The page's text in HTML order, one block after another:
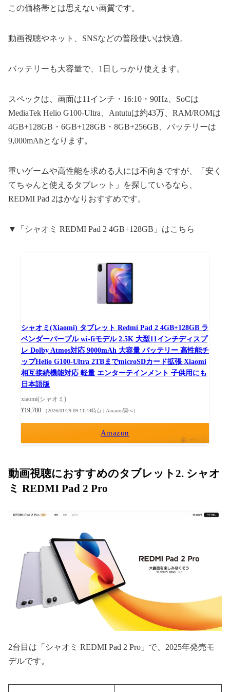
この価格帯とは思えない画質です。
動画視聴やネット、SNSなどの普段使いは快適。
バッテリーも大容量で、1日しっかり使えます。
スペックは、画面は11インチ・16:10・90Hz、SoCは
MediaTek Helio G100-Ultra、Antutuは約43万、RAM/ROMは
4GB+128GB・6GB+128GB・8GB+256GB、バッテリーは
9,000mAhとなります。
重いゲームや高性能を求める人には不向きですが、「安く
てちゃんと使えるタブレット」を探しているなら、
REDMI Pad 2はかなりおすすめです。
▼「シャオミ REDMI Pad 2 4GB+128GB」はこちら
シャオミ(Xiaomi) タブレット Redmi Pad 2 4GB+128GB ラ
ベンダーパープル wi-fiモデル 2.5K 大型11インチディスプ
レ Dolby Atmos対応 9000mAh 大容量 バッテリー 高性能チ
ップHelio G100-Ultra 2TBまでmicroSDカード拡張 Xiaomi
相互接続機能対応 軽量 エンターテインメント 子供用にも
日本語版
xiaomi(シャオミ)
¥19,780
（2026/01/29 09:11:44時点 | Amazon調べ）
Amazon
ポチップ
動画視聴におすすめのタブレット2. シャオ
ミ REDMI Pad 2 Pro
2台目は「シャオミ REDMI Pad 2 Pro」で、2025年発売モ
デルです。